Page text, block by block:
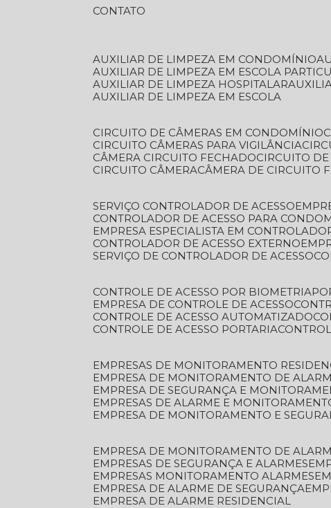
CONTATO
AUXILIAR DE LIMPEZA EM CONDOMÍNIO
AUXILIAR DE LIMPEZA EM ESCOLA
AUXILIAR DE LIMPEZA HOSPITALAR
AUXILIAR DE LIMPEZA EM ESCOLA
CIRCUITO DE CÂMERAS EM CONDOMÍNIO
CIRCUITO CÂMERAS PARA VIGILÂNCIA
CÂMERA CIRCUITO FECHADO
CIRCUITO
CIRCUITO CÂMERA
CÂMERA DE CIRCUITO
SERVIÇO CONTROLADOR DE ACESSO
CONTROLADOR DE ACESSO PARA
EMPRESA ESPECIALISTA EM
CONTROLADOR DE ACESSO EXTERNO
SERVIÇO DE CONTROLADOR DE ACESSO
CONTROLE DE ACESSO POR BIOMETRIA
EMPRESA DE CONTROLE DE ACESSO
CONTROLE DE ACESSO AUTOMATIZADO
CONTROLE DE ACESSO PORTARIA
EMPRESAS DE MONITORAMENTO
EMPRESA DE MONITORAMENTO DE
EMPRESA DE SEGURANÇA E
EMPRESAS DE ALARME E
EMPRESA DE MONITORAMENTO E
EMPRESA DE MONITORAMENTO DE
EMPRESAS DE SEGURANÇA E ALARMES
EMPRESAS MONITORAMENTO ALARMES
EMPRESA DE ALARME DE SEGURANÇA
EMPRESA DE ALARME RESIDENCIAL